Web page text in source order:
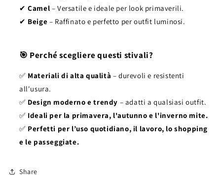
✔Camel – Versatile e ideale per look primaverili.
✔ Beige – Raffinato e perfetto per outfit luminosi.
🎯 Perché scegliere questi stivali?
✅ Materiali di alta qualità – durevoli e resistenti
all'usura.
✅ Design moderno e trendy – adatti a qualsiasi outfit.
✅ Ideali per la primavera, l'autunno e l'inverno mite.
✅ Perfetti per l’uso quotidiano, il lavoro, lo shopping
e le passeggiate.
Share